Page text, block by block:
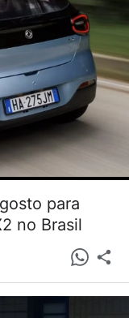
para
no Brasil